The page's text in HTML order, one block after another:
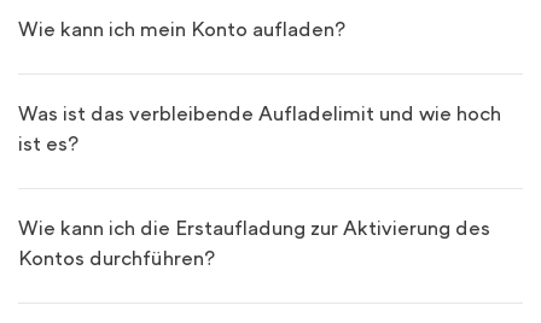
Wie kann ich mein Konto aufladen?
Was ist das verbleibende Aufladelimit und wie hoch
ist es?
Wie kann ich die Erstaufladung zur Aktivierung des
Kontos durchführen?